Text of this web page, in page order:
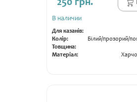
250 грн.
В наличии
Для казанів:
Колір:
Білий/прозорий/
Товщина:
Матеріал: